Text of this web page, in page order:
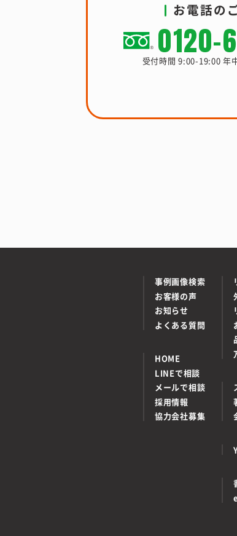
お電話の
0120-
受付時間 9:00-19:00 年
事例画像検索
お客様の声
お知らせ
よくある質問
HOME
LINEで相談
メールで相談
採用情報
協力会社募集